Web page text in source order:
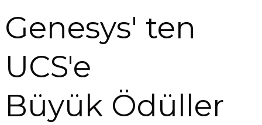
Genesys' ten
UCS'e
Büyük Ödüller